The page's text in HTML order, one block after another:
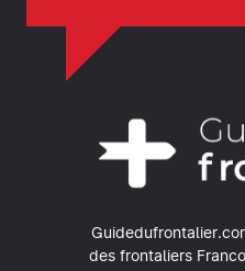
des frontaliers